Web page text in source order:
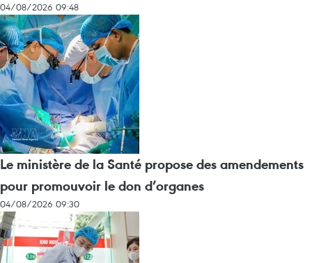
04/08/2026 09:48
Le ministère de la Santé propose des amendements
pour promouvoir le don d’organes
04/08/2026 09:30